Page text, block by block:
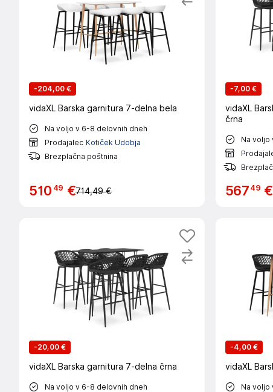
-204,00 €
vidaXL Barska garnitura 7-delna bela
Na voljo v 6-8 delovnih dneh
Prodajalec Kotiček Udobja
Brezplačna poštnina
510 49 €714,49 €
-7,00 €
vidaXL
črna
Na voljo
56749 €
-20,00 €
vidaXL Barska garnitura 7-delna črna
Na voljo v 6-8 delovnih dneh
-4,00 €
vidaXL
Na voljo